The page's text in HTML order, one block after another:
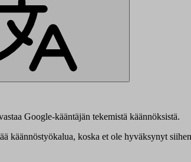
Google-kääntäjän tekemistä käännöksistä.
käännöstyökalua, koska et ole hyväksynyt